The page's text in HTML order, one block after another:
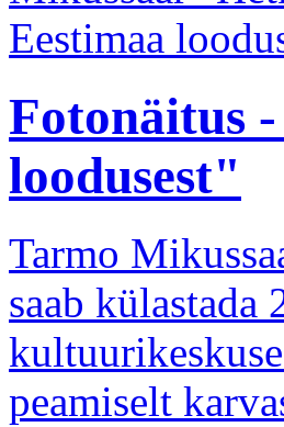
Fotonäitus
loodusest"
Tarmo
saab külastada
peamiselt